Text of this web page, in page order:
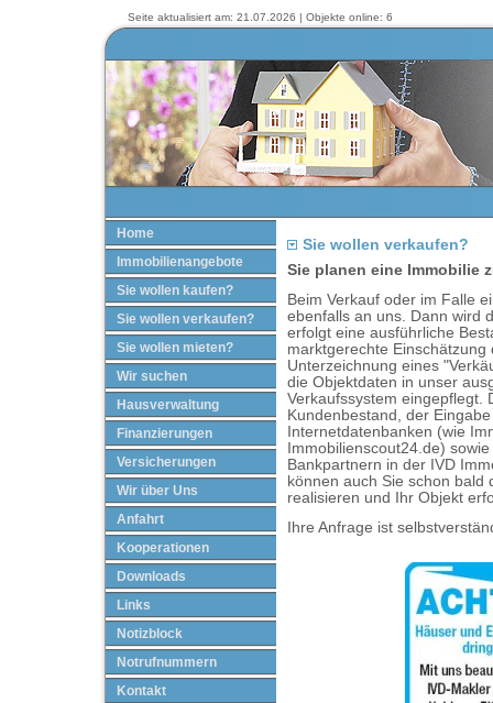
Seite aktualisiert am: 21.07.2026 | Objekte online: 6
Home
Immobilienangebote
Sie wollen kaufen?
Sie wollen verkaufen?
Sie wollen mieten?
Wir suchen
Hausverwaltung
Finanzierungen
Versicherungen
Wir über Uns
Anfahrt
Kooperationen
Downloads
Links
Notizblock
Notrufnummern
Kontakt
Sie wollen verkaufen?
Sie planen eine Immobilie
Beim Verkauf oder im Falle
ebenfalls an uns. Dann wird
erfolgt eine ausführliche
marktgerechte
Unterzeichnung eines
die Objektdaten in unser
Verkaufssystem eingepflegt.
Kundenbestand, der
Internetdatenbanken (wie
Immobilienscout24.de)
Bankpartnern in der IVD
können auch Sie schon bald
realisieren und Ihr Objekt
Ihre Anfrage ist